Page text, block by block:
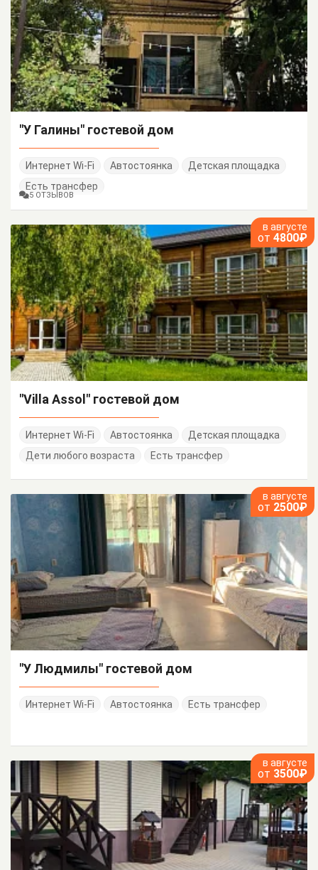
"У Галины" гостевой дом
Интернет Wi-Fi Автостоянка
Детская площадка
Есть трансфер
5 ОТЗЫВОВ
в августе
от 4800₽
"Villa Assol" гостевой дом
Интернет Wi-Fi Автостоянка
Детская площадка
Дети любого возраста
Есть трансфер
в августе
от 2500₽
"У Людмилы" гостевой дом
Интернет Wi-Fi Автостоянка Есть трансфер
в августе
от 3500₽